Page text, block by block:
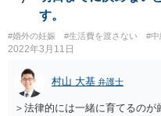
された方がよい事案だと考えま
す。
#婚外の妊娠 #生活費を渡さない #中
2022年3月11日
村山 大基 弁護士
＞法律的には一緒に育てるの